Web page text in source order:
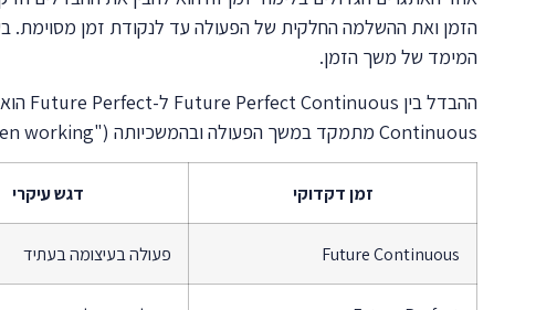
המימד של משך הזמן.
Continuous מתמקד במשך הפעולה ובהמשכיותה ("I will have been working"). הבחירה בין השניים תלויה במה שאנחנו רוצים להדגיש – את התוצאה או את התהליך.
זמן דקדוקי דגש עיקרי
Future Continuous פעולה בעיצומה בעתיד